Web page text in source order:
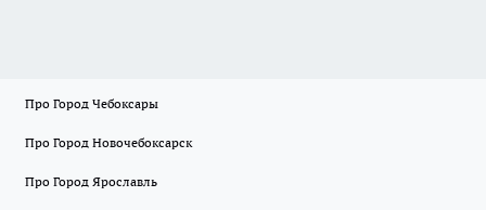
Про Город Чебоксары
Про Город Новочебоксарск
Про Город Ярославль